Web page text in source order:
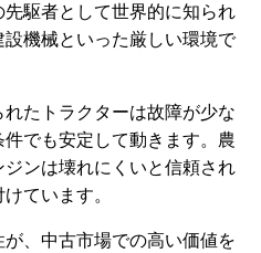
駆者として世界的に知られ
機械といった厳しい環境で
たトラクターは故障が少な
でも安定して動きます。農
ンは壊れにくいと信頼され
ています。
、中古市場での高い価値を